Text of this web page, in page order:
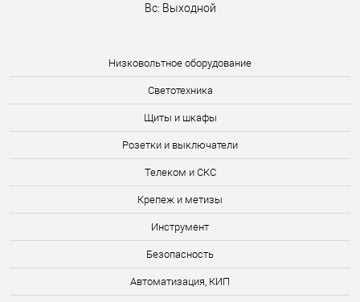
Низковольтное оборудование
Светотехника
Щиты и шкафы
Розетки и выключатели
Телеком и СКС
Крепеж и метизы
Инструмент
Безопасность
Автоматизация, КИП
Вс: Выходной